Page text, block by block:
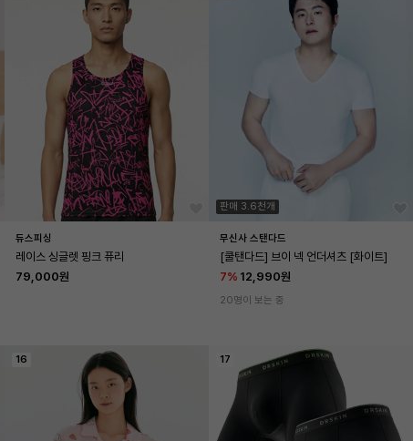
듀스피싱
레이스 싱글렛 핑크 퓨리
79,000원
판매 3.6천개
무신사 스탠다드
[쿨탠다드] 브이 넥 언더셔츠 [화이트]
7% 12,990원
20명이 보는 중
16 17